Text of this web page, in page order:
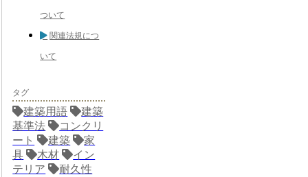
ついて
関連法規につ
いて
タグ
建築用語
建築
基準法
コンクリ
ート
建築
家
具
木材
イン
テリア
耐久性